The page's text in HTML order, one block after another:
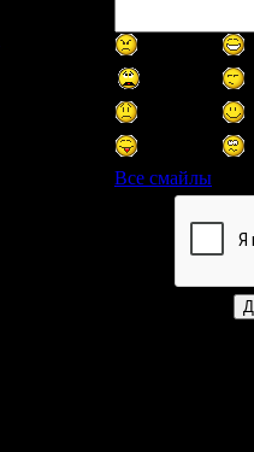
Все смайлы